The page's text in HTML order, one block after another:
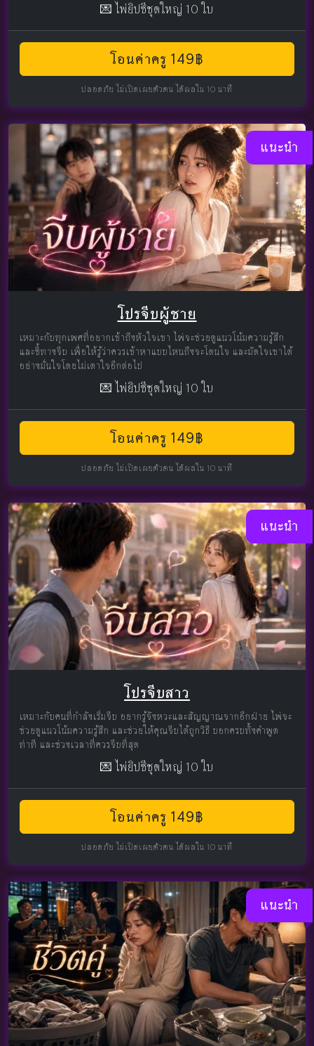
💌 ไพ่ยิปซีชุดใหญ่ 10 ใบ
โอนค่าครู 149฿
ปลอดภัย ไม่เปิดเผยตัวตน ได้ผลใน 10 นาที
แนะนำ
โปรจีบผู้ชาย
เหมาะกับทุกเพศที่อยากเข้าถึงหัวใจเขา ไพ่จะช่วยดูแนวโน้มความรู้สึก
และชี้ทางจีบ เพื่อให้รู้ว่าควรเข้าหาแบบไหนถึงจะโดนใจ และมัดใจเขาได้
อย่างมั่นใจโดยไม่เดาใจอีกต่อไป
💌 ไพ่ยิปซีชุดใหญ่ 10 ใบ
โอนค่าครู 149฿
ปลอดภัย ไม่เปิดเผยตัวตน ได้ผลใน 10 นาที
แนะนำ
โปรจีบสาว
เหมาะกับคนที่กำลังเริ่มจีบ อยากรู้จังหวะและสัญญาณจากอีกฝ่าย ไพ่จะ
ช่วยดูแนวโน้มความรู้สึก และช่วยให้คุณจีบได้ถูกวิธี บอกครบทั้งคำพูด
ท่าที และช่วงเวลาที่ควรจีบที่สุด
💌 ไพ่ยิปซีชุดใหญ่ 10 ใบ
โอนค่าครู 149฿
ปลอดภัย ไม่เปิดเผยตัวตน ได้ผลใน 10 นาที
แนะนำ